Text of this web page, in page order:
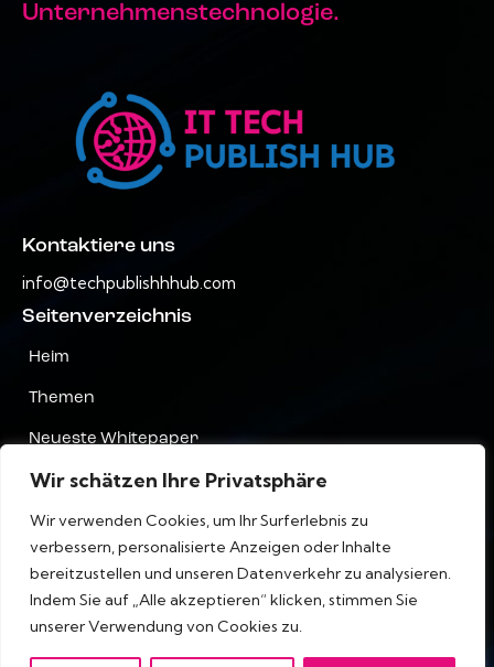
Wir schätzen Ihre Privatsphäre
Wir verwenden Cookies, um Ihr Surferlebnis zu
verbessern, personalisierte Anzeigen oder Inhalte
bereitzustellen und unseren Datenverkehr zu analysieren.
Indem Sie auf „Alle akzeptieren“ klicken, stimmen Sie
unserer Verwendung von Cookies zu.
Unternehmenstechnologie.
Kontaktiere uns
info@techpublishhhub.com
Seitenverzeichnis
Heim
Themen
Neueste Whitepaper
Unternehmen AZ
Kontaktiere uns
Terms & Bedingungen